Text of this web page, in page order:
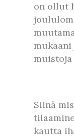
on ollut
Siinä
kautta